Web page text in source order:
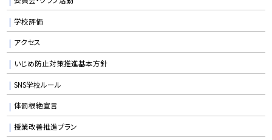
学校評価
アクセス
いじめ防止対策推進基本方針
SNS学校ルール
体罰根絶宣言
授業改善推進プラン